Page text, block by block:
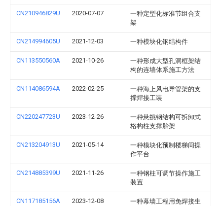
CN210946829U 2020-07-07
一种定型化标准节组合支
架
CN214994605U 2021-12-03 一种模块化钢结构件
CN113550560A 2021-10-26
一种形成大型孔洞框架结
构的连墙体系施工方法
CN114086594A 2022-02-25
一种海上风电导管架的支
撑焊接工装
CN220247723U 2023-12-26
一种悬挑钢结构可拆卸式
格构柱支撑胎架
CN213204913U 2021-05-14
一种模块化预制楼梯间操
作平台
CN214885399U 2021-11-26
一种钢柱可调节操作施工
装置
CN117185156A 2023-12-08
一种幕墙工程用免焊接生